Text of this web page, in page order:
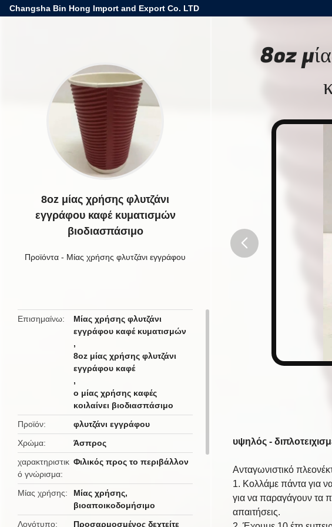
Changsha Bin Hong Import and Export Co. LTD
8oz μίας χρήσης φλυτζάνι
εγγράφου καφέ κυματισμών
βιοδιασπάσιμο
Προϊόντα - Μίας χρήσης φλυτζάνι εγγράφου
Επισημαίνω
Μίας χρήσης φλυτζάνι
εγγράφου καφέ κυματισμών
,
8oz μίας χρήσης φλυτζάνι
εγγράφου καφέ
,
ο μίας χρήσης καφές
κοιλαίνει βιοδιασπάσιμο
Προϊόν
φλυτζάνι εγγράφου
Χρώμα
Άσπρος
χαρακτηριστικ
ό γνώρισμα
Φιλικός προς το περιβάλλον
Μίας χρήσης
Μίας χρήσης,
βιοαποικοδομήσιμο
Λογότυπο
Προσαρμοσμένος δεχτείτε
8oz
υψηλός -
Ανταγωνιστικό
1. Κολλάμε πάντα για
για να παραγάγουν τα
απαιτήσεις.